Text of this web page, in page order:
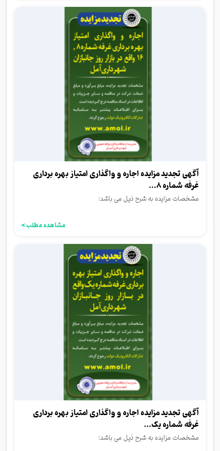
آگهی تجدید مزایده اجاره و واگذاری امتیاز بهره برداری
غرفه شماره 8...
مشخصات مزایده به شرح ذیل می باشد:
مشاهده مطلب >
آگهی تجدید مزایده اجاره و واگذاری امتیاز بهره برداری
غرفه شماره یک...
مشخصات مزایده به شرح ذیل می باشد: